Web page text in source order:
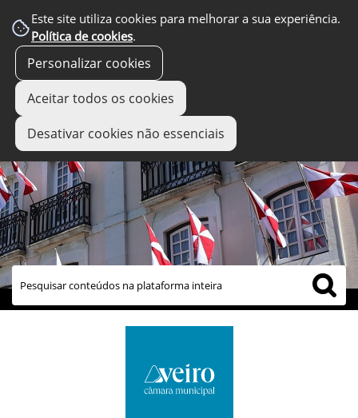
Este site utiliza cookies para melhorar a sua experiência.
Política de cookies.
Personalizar cookies
Aceitar todos os cookies
Desativar cookies não essenciais
links úteis